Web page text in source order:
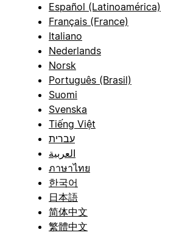
Español (Latinoamérica)
Français (France)
Italiano
Nederlands
Norsk
Português (Brasil)
Suomi
Svenska
Tiếng Việt
עברית
العربية
ภาษาไทย
한국어
日本語
简体中文
繁體中文